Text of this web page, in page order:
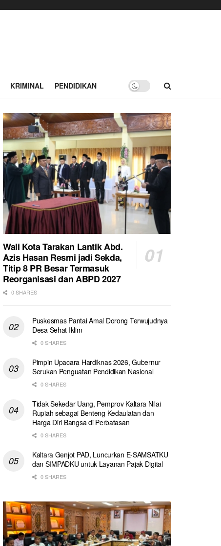
KRIMINAL PENDIDIKAN
Wali Kota Tarakan Lantik Abd.
Azis Hasan Resmi jadi Sekda,
Titip 8 PR Besar Termasuk
Reorganisasi dan ABPD 2027
0 SHARES
Puskesmas Pantai Amal Dorong Terwujudnya
Desa Sehat Iklim
0 SHARES
Pimpin Upacara Hardiknas 2026, Gubernur
Serukan Penguatan Pendidikan Nasional
0 SHARES
Tidak Sekedar Uang, Pemprov Kaltara Nilai
Rupiah sebagai Benteng Kedaulatan dan
Harga Diri Bangsa di Perbatasan
0 SHARES
Kaltara Genjot PAD, Luncurkan E-SAMSATKU
dan SIMPADKU untuk Layanan Pajak Digital
0 SHARES